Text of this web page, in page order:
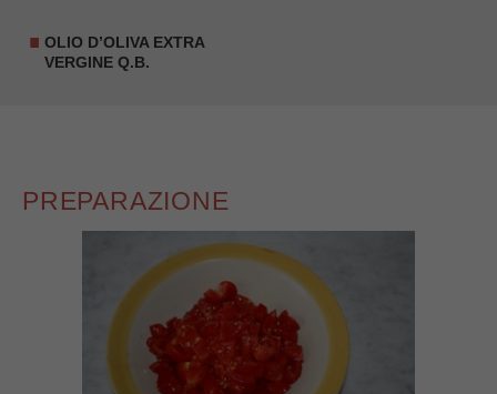
OLIO D’OLIVA EXTRA
VERGINE Q.B.
PREPARAZIONE